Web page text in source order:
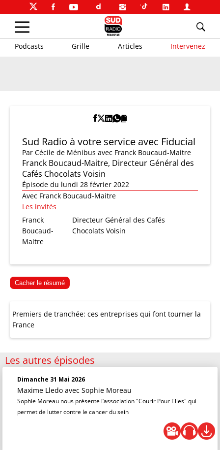
Podcasts Grille Articles Intervenez
Sud Radio à votre service avec Fiducial
Par Cécile de Ménibus avec Franck Boucaud-Maitre
Franck Boucaud-Maitre, Directeur Général des
Cafés Chocolats Voisin
Épisode du lundi 28 février 2022
Avec Franck Boucaud-Maitre
Les invités
Franck
Boucaud-
Maitre
Directeur Général des Cafés
Chocolats Voisin
Cacher le résumé
Premiers de tranchée: ces entreprises qui font tourner la
France
Les autres épisodes
Dimanche 31 Mai 2026
Maxime Lledo avec Sophie Moreau
Sophie Moreau nous présente l’association "Courir Pour Elles" qui
permet de lutter contre le cancer du sein